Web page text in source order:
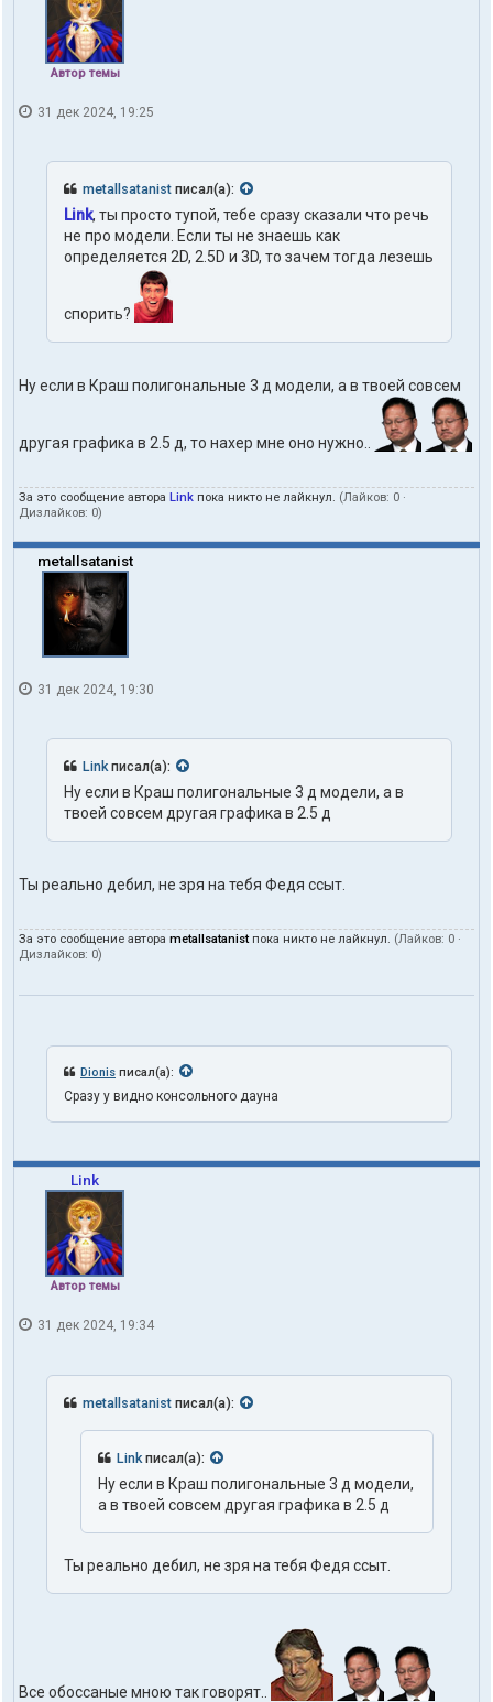
Автор темы
31 дек 2024, 19:25
metallsatanist писал(а):
Link, ты просто тупой, тебе сразу сказали что речь
не про модели. Если ты не знаешь как
определяется 2D, 2.5D и 3D, то зачем тогда лезешь
спорить?
Ну если в Краш полигональные 3 д модели, а в твоей совсем
другая графика в 2.5 д, то нахер мне оно нужно..
За это сообщение автора Link пока никто не лайкнул. (Лайков: 0 ·
Дизлайков: 0)
metallsatanist
31 дек 2024, 19:30
Linkписал(а):
Ну если в Краш полигональные 3 д модели, а в
твоей совсем другая графика в 2.5 д
Ты реально дебил, не зря на тебя Федя ссыт.
За это сообщение автора metallsatanistпока никто не лайкнул. (Лайков: 0 ·
Дизлайков: 0)
Dionis писал(а):
Сразу у видно консольного дауна
Link
Автор темы
31 дек 2024, 19:34
metallsatanist писал(а):
Link писал(а):
Ну если в Краш полигональные 3 д модели,
а в твоей совсем другая графика в 2.5 д
Ты реально дебил, не зря на тебя Федя ссыт.
Все обоссаные мною так говорят..